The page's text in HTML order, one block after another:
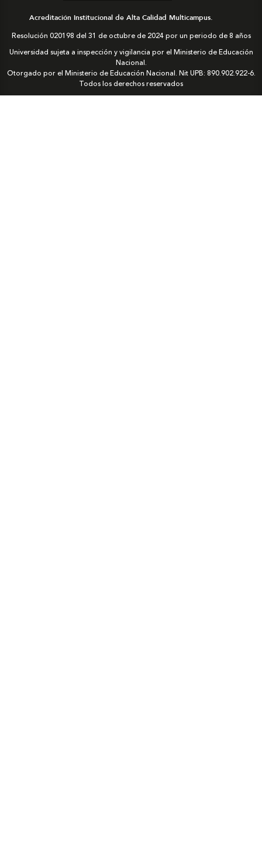
Acreditación Institucional de Alta Calidad Multicampus.
Resolución 020198 del 31 de octubre de 2024 por un periodo de 8 años
Universidad sujeta a inspección y vigilancia por el Ministerio de Educación
Nacional.
Otorgado por el Ministerio de Educación Nacional. Nit UPB: 890.902.922-6.
Todos los derechos reservados